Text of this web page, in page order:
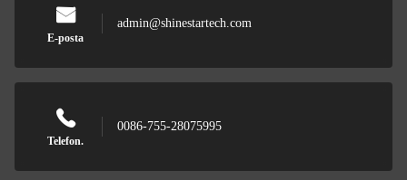
E-posta
admin@shinestartech.com
Telefon.
0086-755-28075995